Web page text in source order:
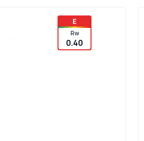
E
Rw
0.40